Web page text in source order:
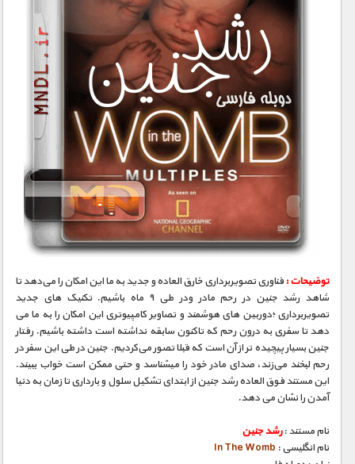
توضیحات : فناوری تصویربرداری خارق العاده و جدید به ما این امکان را می‌دهد تا
شاهد رشد جنین در رحم مادر ودر طی ۹ ماه باشیم. تکنیک های جدید
تصویربرداری ؛دوربین های هوشمند و تصاویر کامپیوتری این امکان را به ما می
دهد تا سفری به درون رحم که تاکنون سابقه نداشته است داشته باشیم. رفتار
جنین بسیار پیچیده تر از آن است که قبلا تصور می‌کردیم. جنین در طی این سفر در
رحم لبخند می‌زند، صدای مادر خود را میشناسد و حتی ممکن است خواب ببیند.
این مستند فوق العاده رشد جنین از ابتدای تشکیل سلول و بارداری تا زمان به دنیا
آمدن را نشان می دهد.
نام مستند :رشد جنین
نام انگلیسی : In The Womb